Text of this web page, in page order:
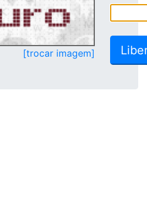
[trocar imagem]